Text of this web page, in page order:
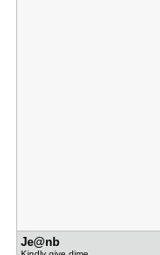
Je@nb